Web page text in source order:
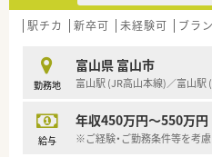
駅チカ 新卒可 未経験可 ブラ
勤務地
富山県 富山市
富山駅 (JR高山本線)／富山駅
給与
年収450万円～550万円
※ご経験・ご勤務条件等を考慮